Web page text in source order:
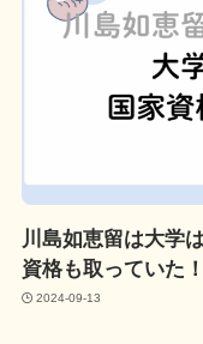
川島如恵留は大学
資格も取っていた！
2024-09-13